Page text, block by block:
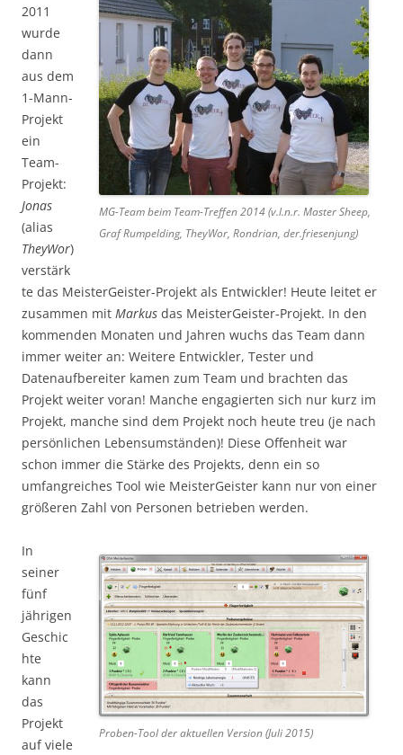
MG-Team beim Team-Treffen 2014 (v.l.n.r. Master Sheep,
Graf Rumpelding, TheyWor, Rondrian, der.friesenjung)
2011
wurde
dann
aus dem
1-Mann-
Projekt
ein
Team-
Projekt:
Jonas
(alias
TheyWor)
verstärk
te das MeisterGeister-Projekt als Entwickler! Heute leitet er
zusammen mit Markus das MeisterGeister-Projekt. In den
kommenden Monaten und Jahren wuchs das Team dann
immer weiter an: Weitere Entwickler, Tester und
Datenaufbereiter kamen zum Team und brachten das
Projekt weiter voran! Manche engagierten sich nur kurz im
Projekt, manche sind dem Projekt noch heute treu (je nach
persönlichen Lebensumständen)! Diese Offenheit war
schon immer die Stärke des Projekts, denn ein so
umfangreiches Tool wie MeisterGeister kann nur von einer
größeren Zahl von Personen betrieben werden.
Proben-Tool der aktuellen Version (Juli 2015)
In
seiner
fünf
jährigen
Geschic
hte
kann
das
Projekt
auf viele